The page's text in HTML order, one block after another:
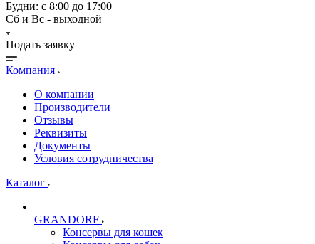
Будни: с 8:00 до 17:00
Сб и Вс - выходной
Подать заявку
Компания
О компании
Производители
Отзывы
Реквизиты
Документы
Условия сотрудничества
Каталог
GRANDORF
Консервы для кошек